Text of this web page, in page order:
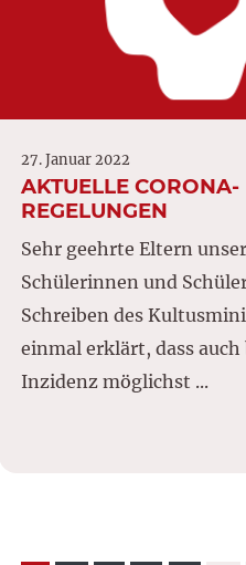
27. Januar 2022
AKTUELLE CORONA-
REGELUNGEN
Sehr geehrte Eltern
Schülerinnen und
Schreiben des
einmal erklärt, dass
Inzidenz möglichst ...